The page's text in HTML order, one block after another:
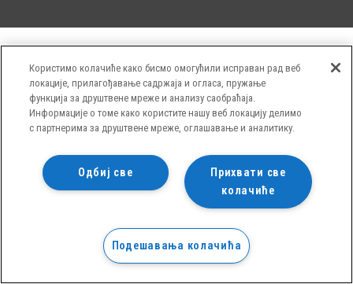
Користимо колачиће како бисмо омогућили исправан рад веб
локације, прилагођавање садржаја и огласа, пружање
функција за друштвене мреже и анализу саобраћаја.
Информације о томе како користите нашу веб локацију делимо
с партнерима за друштвене мреже, оглашавање и аналитику.
Прихвати све
колачиће
Одбиј све
Подешавања колачића